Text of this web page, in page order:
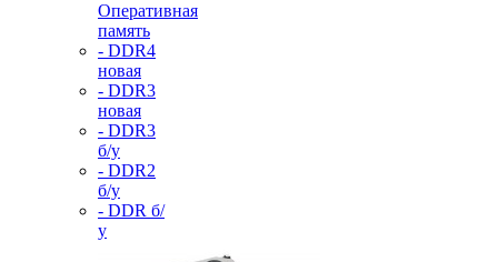
Оперативная
память
- DDR4
новая
- DDR3
новая
- DDR3
б/у
- DDR2
б/у
- DDR б/
у